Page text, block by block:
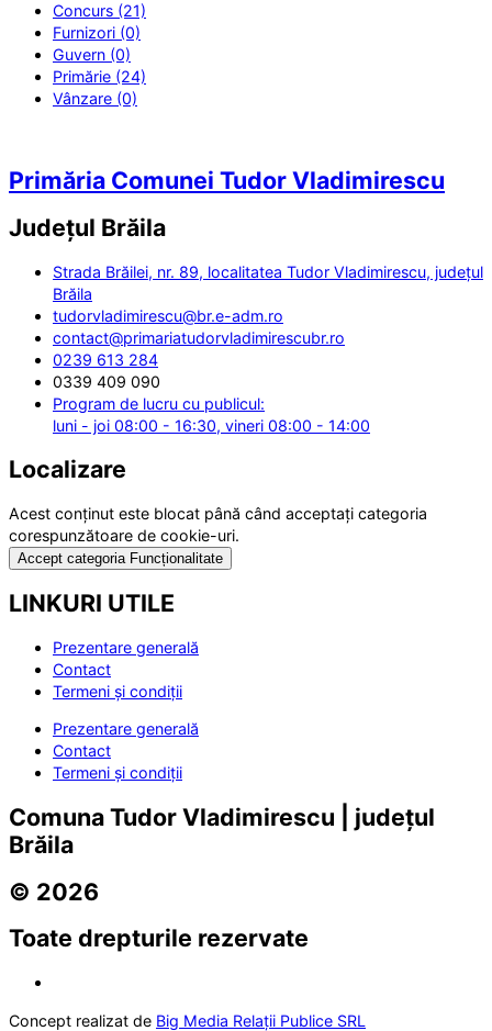
Concurs (21)
Furnizori (0)
Guvern (0)
Primărie (24)
Vânzare (0)
Primăria Comunei Tudor Vladimirescu
Județul Brăila
Strada Brăilei, nr. 89, localitatea Tudor Vladimirescu, județul
Brăila
tudorvladimirescu@br.e-adm.ro
contact@primariatudorvladimirescubr.ro
0239 613 284
0339 409 090
Program de lucru cu publicul:
luni - joi 08:00 - 16:30, vineri 08:00 - 14:00
Localizare
Acest conținut este blocat până când acceptați categoria
corespunzătoare de cookie-uri.
Accept categoria Funcționalitate
LINKURI UTILE
Prezentare generală
Contact
Termeni și condiții
Prezentare generală
Contact
Termeni și condiții
Comuna Tudor Vladimirescu | județul
Brăila
© 2026
Toate drepturile rezervate
Concept realizat de Big Media Relații Publice SRL